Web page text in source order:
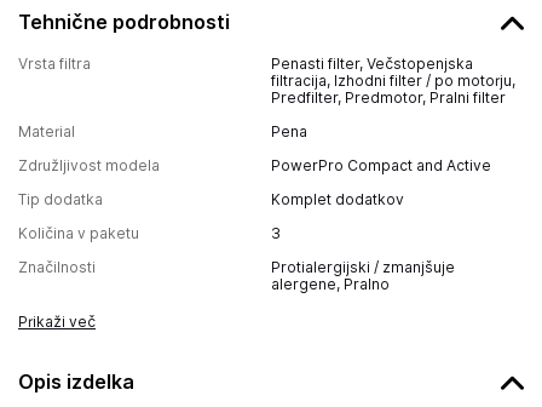
Tehnične podrobnosti
Vrsta filtra
Penasti filter, Večstopenjska
filtracija, Izhodni filter / po motorju,
Predfilter, Predmotor, Pralni filter
Material
Pena
Združljivost modela
PowerPro Compact and Active
Tip dodatka
Komplet dodatkov
Količina v paketu
3
Značilnosti
Protialergijski / zmanjšuje
alergene, Pralno
Prikaži več
Opis izdelka